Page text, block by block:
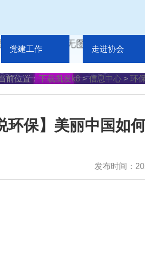
党建工作 走进协会
前位置： 下载凯发k8>信息中心 > 环
环保】美丽中国如
发布时间：